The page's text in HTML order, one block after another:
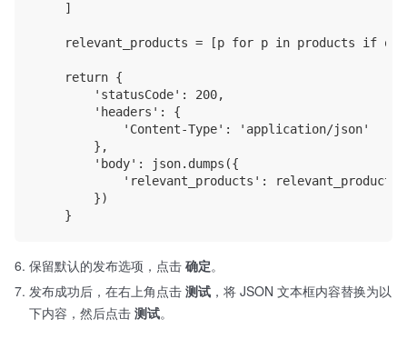
    ]
relevant_products = [p for p in products if
    return {
        'statusCode': 200,
        'headers': {
            'Content-Type': 'application/json'
        },
        'body': json.dumps({
            'relevant_products': relevant_products
        })
保留默认的发布选项，点击 确定。
发布成功后，在右上角点击 测试 ，将 JSON 文本框内容替换为以
下内容，然后点击 测试。